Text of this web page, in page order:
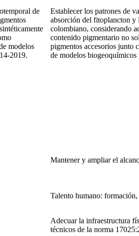
de
modelos
2019.
Establecer los patrones de
absorción del fitoplancton
colombiano, considerando
contenido pigmentario no
pigmentos accesorios junto
de modelos biogeoquímicos
Mantener y ampliar el
Talento humano:
Adecuar la infraestructura
técnicos de la norma